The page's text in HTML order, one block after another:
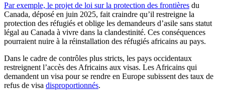
Par exemple, le projet de loi sur la protection des frontières du
Canada, déposé en juin 2025, fait craindre qu’il restreigne la
protection des réfugiés et oblige les demandeurs d’asile sans statut
légal au Canada à vivre dans la clandestinité. Ces conséquences
pourraient nuire à la réinstallation des réfugiés africains au pays.
Dans le cadre de contrôles plus stricts, les pays occidentaux
restreignent l’accès des Africains aux visas. Les Africains qui
demandent un visa pour se rendre en Europe subissent des taux de
refus de visa disproportionnés.